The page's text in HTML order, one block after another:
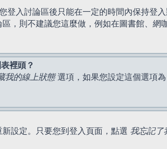
登入討論區後只能在一定的時間內保持登
，則不建議您這麼做，例如在圖書館、
裡頭？
我的線上狀態選項，如果您設定這個選項為
設定。只要您到登入頁面，點選 我忘記了